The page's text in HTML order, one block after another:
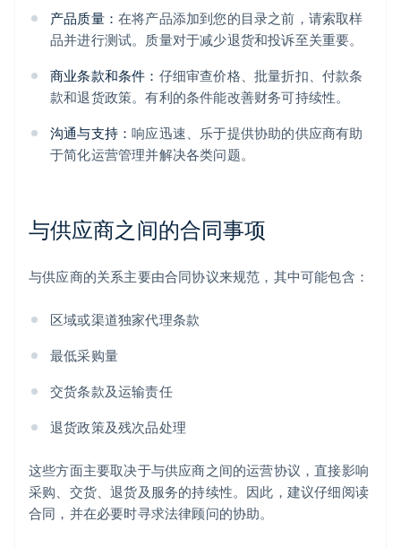
产品质量： 在将产品添加到您的目录之前，请索取样
品并进行测试。质量对于减少退货和投诉至关重要。
商业条款和条件： 仔细审查价格、批量折扣、付款条
款和退货政策。有利的条件能改善财务可持续性。
沟通与支持：响应迅速、乐于提供协助的供应商有助
于简化运营管理并解决各类问题。
与供应商之间的合同事项
与供应商的关系主要由合同协议来规范，其中可能包含：
区域或渠道独家代理条款
最低采购量
交货条款及运输责任
退货政策及残次品处理
这些方面主要取决于与供应商之间的运营协议，直接影响
采购、交货、退货及服务的持续性。因此，建议仔细阅读
合同，并在必要时寻求法律顾问的协助。